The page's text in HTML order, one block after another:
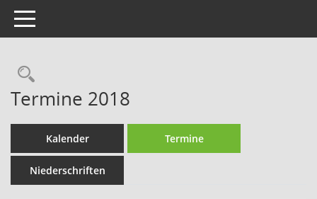
Toggle navigation
Rechercheauswahl
Termine 2018
Kalender Termine
Niederschriften